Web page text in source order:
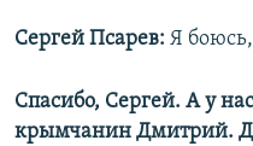
Сергей Псарев: Я
Спасибо, Сергей. А у
крымчанин Дмитрий.